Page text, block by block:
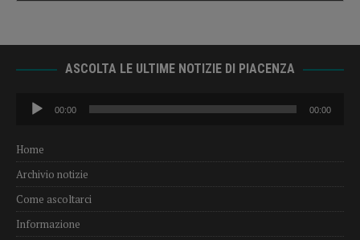
ASCOLTA LE ULTIME NOTIZIE DI PIACENZA
Audio
Player
00:00 00:00
Home
Archivio notizie
Come ascoltarci
Informazione